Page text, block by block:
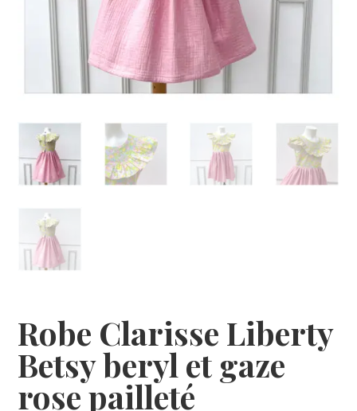
Robe Clarisse Liberty
Betsy beryl et gaze
rose pailleté